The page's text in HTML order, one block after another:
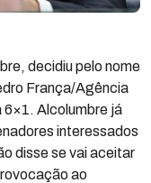
decidiu pelo nome
França/Agência
6×1. Alcolumbre já
interessados
disse se vai aceitar
ao